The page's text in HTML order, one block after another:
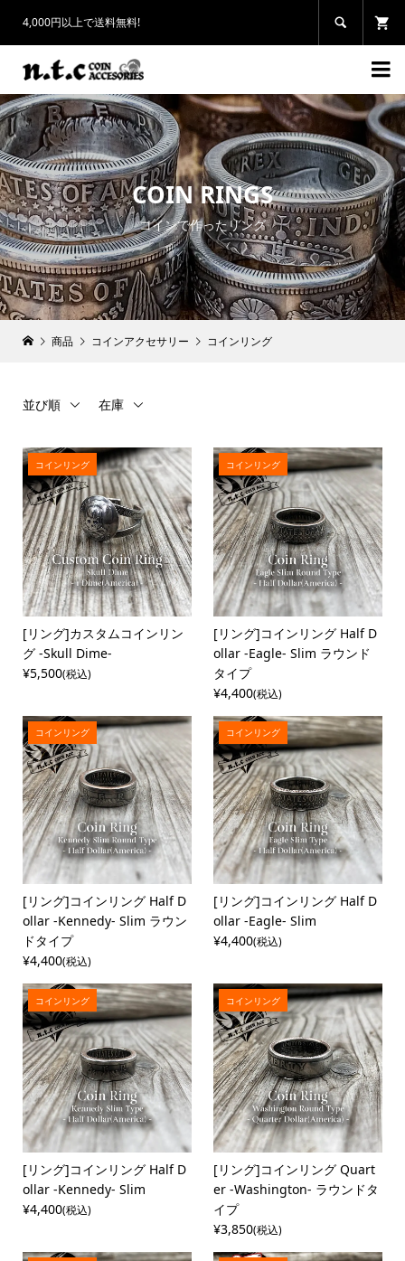
4,000円以上で送料無料! 

COIN RINGS
コインで作ったリング
商品 コインアクセサリー コインリング
並び順 在庫
コインリング
[リング]カスタムコインリン
グ -Skull Dime-
¥5,500(税込)
コインリング
[リング]コインリング Half D
ollar -Eagle- Slim ラウンド
タイプ
¥4,400(税込)
コインリング
[リング]コインリング Half D
ollar -Kennedy- Slim ラウン
ドタイプ
¥4,400(税込)
コインリング
[リング]コインリング Half D
ollar -Eagle- Slim
¥4,400(税込)
コインリング
[リング]コインリング Half D
ollar -Kennedy- Slim
¥4,400(税込)
コインリング
[リング]コインリング Quart
er -Washington- ラウンドタ
イプ
¥3,850(税込)